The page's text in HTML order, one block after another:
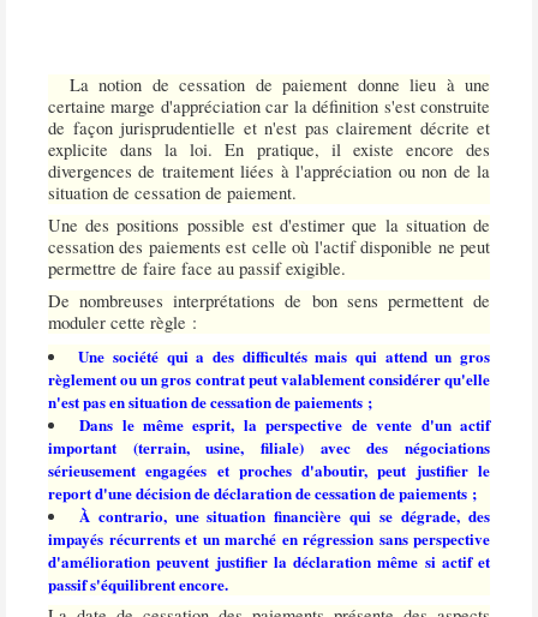
La notion de cessation de paiement donne lieu à une
certaine marge d'appréciation car la définition s'est construite
de façon jurisprudentielle et n'est pas clairement décrite et
explicite dans la loi. En pratique, il existe encore des
divergences de traitement liées à l'appréciation ou non de la
situation de cessation de paiement.
Une des positions possible est d'estimer que la situation de
cessation des paiements est celle où l'actif disponible ne peut
permettre de faire face au passif exigible.
De nombreuses interprétations de bon sens permettent de
moduler cette règle :
Une société qui a des difficultés mais qui attend un gros
règlement ou un gros contrat peut valablement considérer qu'elle
n'est pas en situation de cessation de paiements ;
Dans le même esprit, la perspective de vente d'un actif
important (terrain, usine, filiale) avec des négociations
sérieusement engagées et proches d'aboutir, peut justifier le
report d'une décision de déclaration de cessation de paiements ;
À contrario, une situation financière qui se dégrade, des
impayés récurrents et un marché en régression sans perspective
d'amélioration peuvent justifier la déclaration même si actif et
passif s'équilibrent encore.